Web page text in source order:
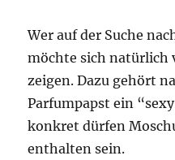
Wer auf der Suche
möchte sich natürlich
zeigen. Dazu gehört
Parfumpapst ein
konkret dürfen
enthalten sein.